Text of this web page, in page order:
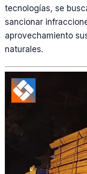
tecnologías, se
sancionar
aprovechamiento
naturales.